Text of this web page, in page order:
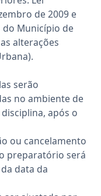
de 2009 e
Município de
alterações
serão
no ambiente de
após o
ou cancelamento
preparatório será
data da